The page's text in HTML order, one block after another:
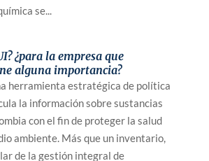
se...
¿para la empresa que
alguna importancia?
herramienta estratégica de política
la información sobre sustancias
con el fin de proteger la salud
ambiente. Más que un inventario,
de la gestión integral de